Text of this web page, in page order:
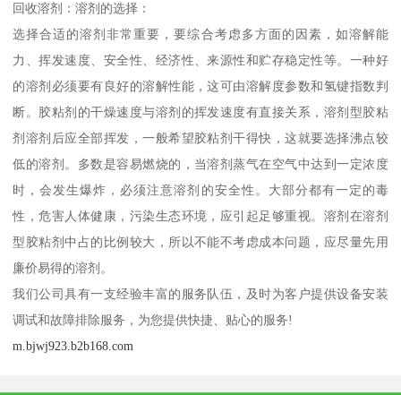
回收溶剂：溶剂的选择：
选择合适的溶剂非常重要，要综合考虑多方面的因素，如溶解能
力、挥发速度、安全性、经济性、来源性和贮存稳定性等。一种好
的溶剂必须要有良好的溶解性能，这可由溶解度参数和氢键指数判
断。胶粘剂的干燥速度与溶剂的挥发速度有直接关系，溶剂型胶粘
剂溶剂后应全部挥发，一般希望胶粘剂干得快，这就要选择沸点较
低的溶剂。多数是容易燃烧的，当溶剂蒸气在空气中达到一定浓度
时，会发生爆炸，必须注意溶剂的安全性。大部分都有一定的毒
性，危害人体健康，污染生态环境，应引起足够重视。溶剂在溶剂
型胶粘剂中占的比例较大，所以不能不考虑成本问题，应尽量先用
廉价易得的溶剂。
我们公司具有一支经验丰富的服务队伍，及时为客户提供设备安装
调试和故障排除服务，为您提供快捷、贴心的服务!
m.bjwj923.b2b168.com